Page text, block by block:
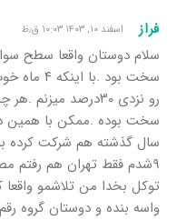
فراز اسفند ۱۰, ۱۴۰۳ ۱۰:۰۳ ق٫ظ
سلام دوستان واقعا سطح
سخت بود
رو نزدی ۳۰درصد
سخت بوده .ممکن با همین
۹شدم فقط تهران هم رفتم
توکل بخدا من تلاشمو
واسه بنده و دوستان گروه